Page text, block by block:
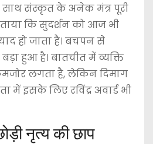
साथ संस्कृत के अनेक मंत्र पूरी
कि सुदर्शन को आज भी
हो जाता है। बचपन से
हुआ है। बातचीत में व्यक्ति
लगता है, लेकिन दिमाग
में इसके लिए रविंद्र अवार्ड भी
नृत्य की छाप